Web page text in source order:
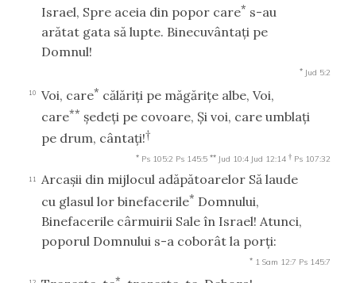
Israel, Spre aceia din popor care* s-au
arătat gata să lupte. Binecuvântaţi pe
Domnul!
* Jud 5:2
10 Voi, care* călăriţi pe măgăriţe albe, Voi,
care** şedeţi pe covoare, Şi voi, care umblaţi
pe drum, cântaţi!†
* Ps 105:2 Ps 145:5 ** Jud 10:4 Jud 12:14 † Ps 107:32
11
Arcaşii din mijlocul adăpătoarelor Să laude
cu glasul lor binefacerile* Domnului,
Binefacerile cârmuirii Sale în Israel! Atunci,
poporul Domnului s-a coborât la porţi:
* 1 Sam 12:7 Ps 145:7
*